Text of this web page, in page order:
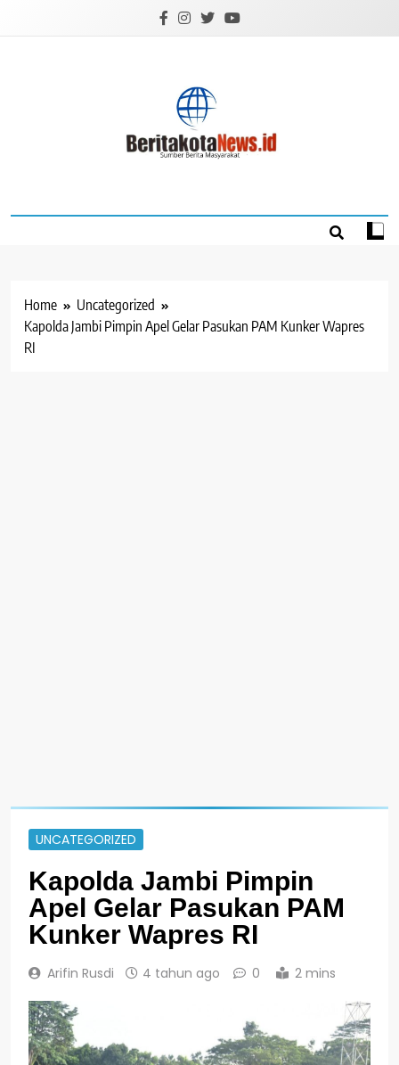
Home
Uncategorized
Kapolda Jambi Pimpin Apel Gelar Pasukan PAM Kunker Wapres
RI
UNCATEGORIZED
Kapolda Jambi Pimpin
Apel Gelar Pasukan PAM
Kunker Wapres RI
Arifin Rusdi 4 tahun ago 0 2 mins